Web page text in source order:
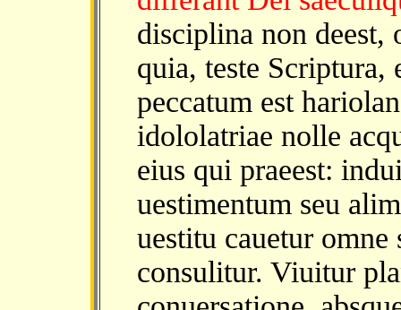
disciplina non deest,
quia, teste
peccatum est
idololatriae nolle
eius qui praeest:
uestimentum seu
uestitu cauetur
consulitur. Viuitur